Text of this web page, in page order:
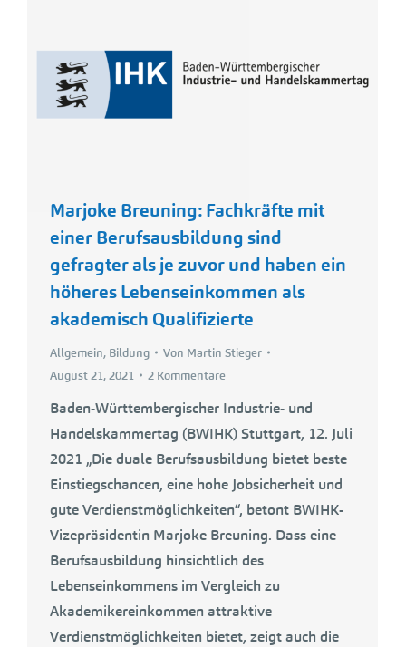
Marjoke Breuning: Fachkräfte mit
einer Berufsausbildung sind
gefragter als je zuvor und haben ein
höheres Lebenseinkommen als
akademisch Qualifizierte
Allgemein, Bildung Von Martin Stieger
August 21, 2021
2 Kommentare
Baden-Württembergischer Industrie- und
Handelskammertag (BWIHK) Stuttgart, 12. Juli
2021 „Die duale Berufsausbildung bietet beste
Einstiegschancen, eine hohe Jobsicherheit und
gute Verdienstmöglichkeiten“, betont BWIHK-
Vizepräsidentin Marjoke Breuning. Dass eine
Berufsausbildung hinsichtlich des
Lebenseinkommens im Vergleich zu
Akademikereinkommen attraktive
Verdienstmöglichkeiten bietet, zeigt auch die